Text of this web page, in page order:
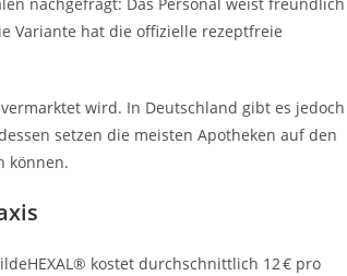
Variante hat die offizielle rezeptfreie
wird. In Deutschland gibt es jedoch
setzen die meisten Apotheken auf den
können.
kostet durchschnittlich 12 € pro